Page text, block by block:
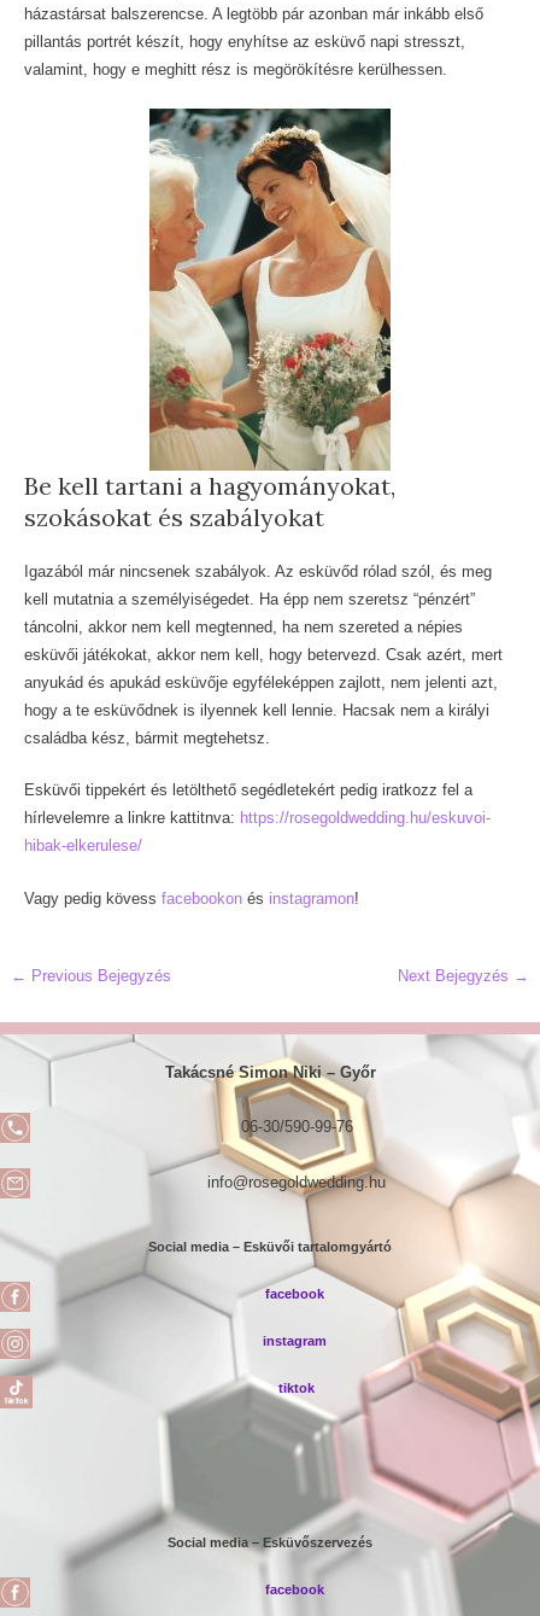
házastársat balszerencse. A legtöbb pár azonban már inkább első
pillantás portrét készít, hogy enyhítse az esküvő napi stresszt,
valamint, hogy e meghitt rész is megörökítésre kerülhessen.
Be kell tartani a hagyományokat,
szokásokat és szabályokat
Igazából már nincsenek szabályok. Az esküvőd rólad szól, és meg
kell mutatnia a személyiségedet. Ha épp nem szeretsz “pénzért”
táncolni, akkor nem kell megtenned, ha nem szereted a népies
esküvői játékokat, akkor nem kell, hogy betervezd. Csak azért, mert
anyukád és apukád esküvője egyféleképpen zajlott, nem jelenti azt,
hogy a te esküvődnek is ilyennek kell lennie. Hacsak nem a királyi
családba kész, bármit megtehetsz.
Esküvői tippekért és letölthető segédletekért pedig iratkozz fel a
hírlevelemre a linkre kattitnva: https://rosegoldwedding.hu/eskuvoi-
hibak-elkerulese/
Vagy pedig kövess facebookon és instagramon!
Post
← Previous Bejegyzés Next Bejegyzés →
Takácsné Simon Niki – Győr
06-30/590-99-76
info@rosegoldwedding.hu
Social media – Esküvői tartalomgyártó
facebook
instagram
tiktok
Social media – Esküvőszervezés
facebook